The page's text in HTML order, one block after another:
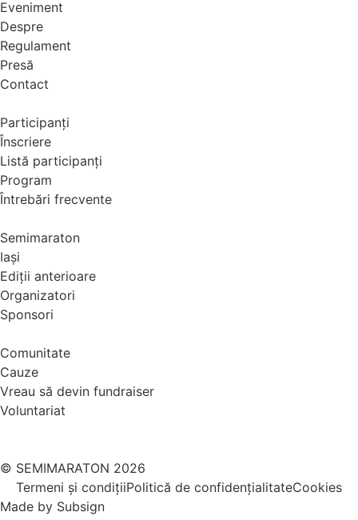
Eveniment
Despre
Regulament
Presă
Contact
Participanți
Înscriere
Listă participanți
Program
Întrebări frecvente
Semimaraton
Iași
Ediții anterioare
Organizatori
Sponsori
Comunitate
Cauze
Vreau să devin fundraiser
Voluntariat
© SEMIMARATON 2026
Termeni și condițiiPolitică de confidențialitateCookies
Made by Subsign